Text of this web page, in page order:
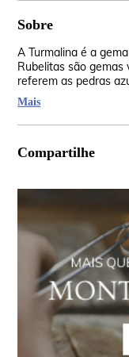
Sobre
A Turmalina é a
Rubelitas são gemas
referem as pedras
as negras, Siberita
verdes são Verdelita,
escuro.
Mais
Compartilhe